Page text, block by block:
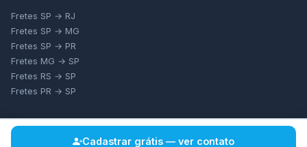
Cadastrar grátis — ver contato
Fretes SP → RJ
Fretes SP → MG
Fretes SP → PR
Fretes MG → SP
Fretes RS → SP
Fretes PR → SP